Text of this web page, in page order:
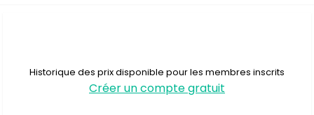
Historique des prix disponible pour les membres inscrits
Créer un compte gratuit